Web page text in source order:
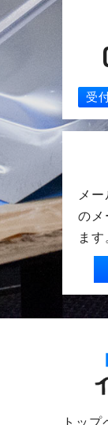
受
メ
の
ます
トップ